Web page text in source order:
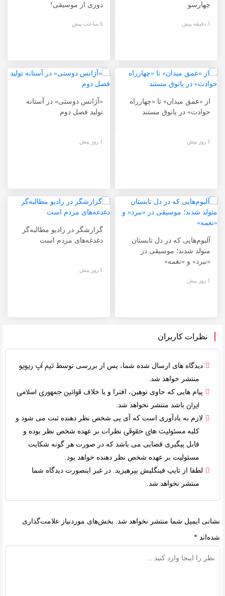
چهارسو
3 دقیقه پیش
دوری از موسیقی!
6 ساعت پیش
از «عمق میدان» تا «چهارراه
حوادث» در پاتوق مستند
1 روز پیش
«آژانس دوستی» در آستانه
تولید فصل دوم
1 روز پیش
آلبوم‌هایی که در دل تابستان
متولد شدند؛ موسیقی در
«نبرد» و «نغمه»
1 روز پیش
گزارشگر در رادیو مطالبه‌گر
دغدغه‌های مردم است
1 روز پیش
نظرات کاربران
دیدگاه های ارسال شده شما، پس از بررسی توسط تیم اَپ ریویو
منتشر خواهد شد.
پیام هایی که حاوی توهین، افترا و یا خلاف قوانین جمهوری اسلامی
ایران باشد منتشر نخواهد شد.
لازم به یادآوری است که آی پی شخص نظر دهنده ثبت می شود و
کلیه مسئولیت های حقوقی نظرات بر عهده شخص نظر بوده و
قابل پیگیری قضایی می باشد که در صورت هر گونه شکایت
مسئولیت بر عهده شخص نظر دهنده خواهد بود.
لطفا از تایپ فینگلیش بپرهیزید. در غیر اینصورت دیدگاه شما
منتشر نخواهد شد.
نشانی ایمیل شما منتشر نخواهد شد. بخش‌های موردنیاز علامت‌گذاری
شده‌اند *